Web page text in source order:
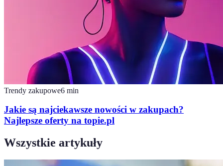
Trendy zakupowe6 min
Jakie są najciekawsze nowości w zakupach?
Najlepsze oferty na topie.pl
Wszystkie artykuły